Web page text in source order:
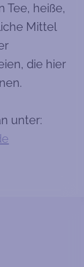
Tee, heiße,
Mittel
die hier
unter: